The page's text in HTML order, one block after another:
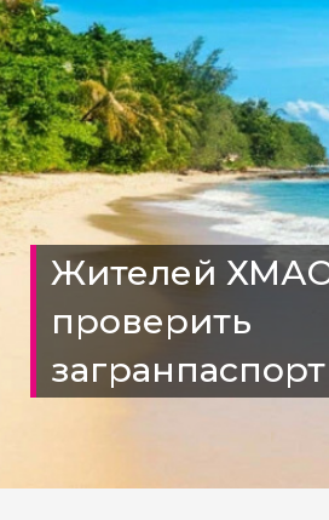
Жителей
проверить
загранпаспорт